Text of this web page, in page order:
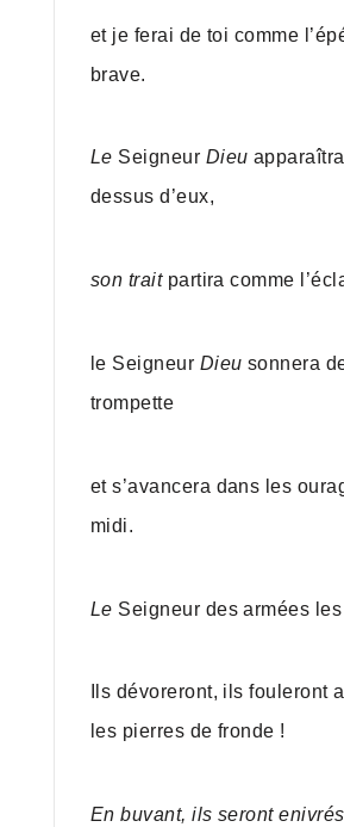
et je ferai de toi comme
brave.
Le Seigneur Dieu
dessus d’eux,
son traitpartira comme
le Seigneur Dieu sonnera
trompette
et s’avancera dans les
midi.
Le Seigneur des armées
Ils dévoreront, ils fouleront
les pierres de fronde !
En buvant, ils seront